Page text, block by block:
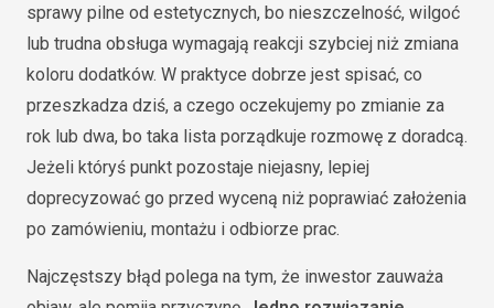
sprawy pilne od estetycznych, bo nieszczelność, wilgoć
lub trudna obsługa wymagają reakcji szybciej niż zmiana
koloru dodatków. W praktyce dobrze jest spisać, co
przeszkadza dziś, a czego oczekujemy po zmianie za
rok lub dwa, bo taka lista porządkuje rozmowę z doradcą.
Jeżeli któryś punkt pozostaje niejasny, lepiej
doprecyzować go przed wyceną niż poprawiać założenia
po zamówieniu, montażu i odbiorze prac.
Najczęstszy błąd polega na tym, że inwestor zauważa